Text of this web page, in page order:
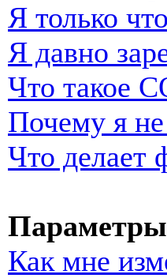
Я только
Я давно
Что такое
Почему я не
Что делает
Параметры
Как мне